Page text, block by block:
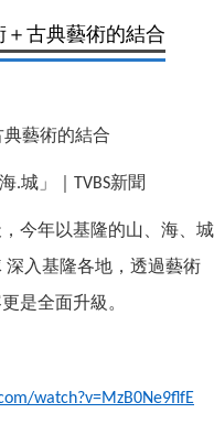
古典藝術的結合
藝術的結合
海.城」｜ TVBS新聞
，今年以基隆的山、海、城
深入基隆各地，透過藝術
是全面升級。
watch?v=MzB0Ne9flfE